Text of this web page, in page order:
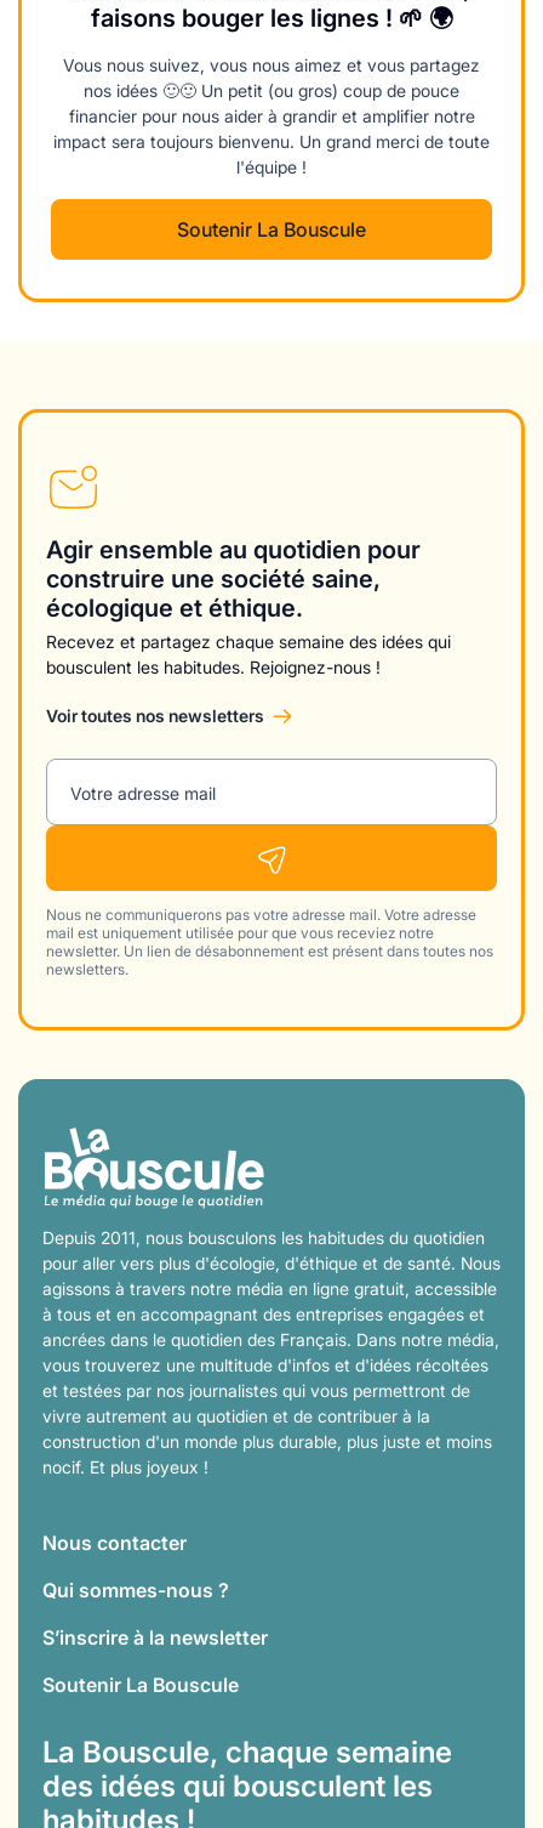
faisons bouger les lignes ! 🌱 🌍
Vous nous suivez, vous nous aimez et vous partagez
nos idées 🙂🙂 Un petit (ou gros) coup de pouce
financier pour nous aider à grandir et amplifier notre
impact sera toujours bienvenu. Un grand merci de toute
l'équipe !
Soutenir La Bouscule
Agir ensemble au quotidien pour
construire une société saine,
écologique et éthique.
Recevez et partagez chaque semaine des idées qui
bousculent les habitudes. Rejoignez-nous !
Voir toutes nos newsletters
Votre adresse mail
Nous ne communiquerons pas votre adresse mail. Votre adresse
mail est uniquement utilisée pour que vous receviez notre
newsletter. Un lien de désabonnement est présent dans toutes nos
newsletters.
Depuis 2011, nous bousculons les habitudes du quotidien
pour aller vers plus d'écologie, d'éthique et de santé. Nous
agissons à travers notre média en ligne gratuit, accessible
à tous et en accompagnant des entreprises engagées et
ancrées dans le quotidien des Français. Dans notre média,
vous trouverez une multitude d'infos et d'idées récoltées
et testées par nos journalistes qui vous permettront de
vivre autrement au quotidien et de contribuer à la
construction d'un monde plus durable, plus juste et moins
nocif. Et plus joyeux !
Nous contacter
Qui sommes-nous ?
S’inscrire à la newsletter
Soutenir La Bouscule
La Bouscule, chaque semaine
des idées qui bousculent les
habitudes !